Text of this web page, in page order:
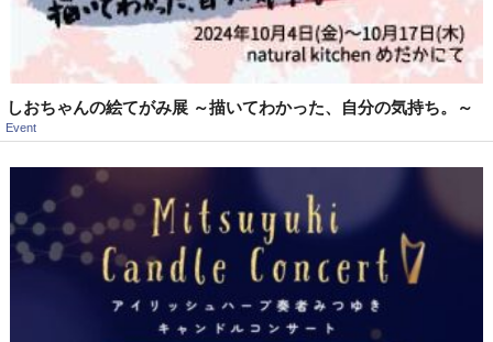
しおちゃんの絵てがみ展 ～描いてわかった、自分の気持ち。～
Event